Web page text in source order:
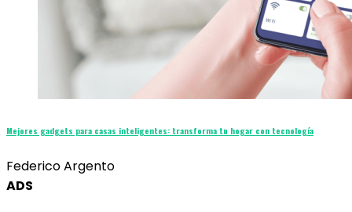
Mejores gadgets para casas inteligentes: transforma tu hogar con tecnología
Federico Argento
ADS